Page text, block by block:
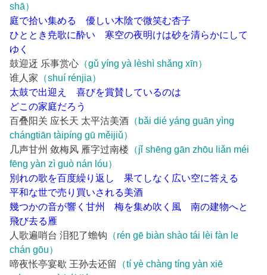
shā）
庭で拾い集める 優しい木陰で微笑む杏子
ひととき尭歌に酔い 寒空の夜明けは砂を清らかにして
ゆく
鼓迎迓 乐事赏心 （gǔ yíng yà lèshì shǎng xīn）
谁人家 （shuí rénjia）
太鼓で出迎え 喜びを賞賛しているのは
どこの家庭だろう
百叠阳关 应长天 太平沽美酒 （bǎi dié yáng guān yìng
chángtiān tàipíng gū měijiǔ）
几声甘州 敛梅风 雁字过南楼 （jǐ shēng gān zhōu liǎn méi
fēng yàn zì guò nán lóu）
別れの歌を百度繰り返し 果てしなく広い空に答える
平和な世で売り買いされる美酒
幾つかの音が響く甘州 梅を集め吹く風 南の建物へと
飛び去る雁
人歌遍哨台 泪犯了蟾钩 （rén gē biàn shào tái lèi fàn le
chán gōu）
啼夜怅亭宴歇 王孙去还留
（tí yè chàng tíng yàn xiē